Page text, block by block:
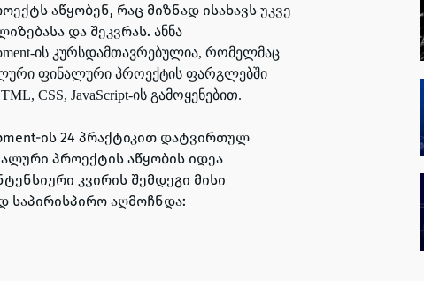
აწყობენ, რაც მიზნად ისახავს უკვე
და შეკვრას. ანნა
ის კურსდამთავრებულია, რომელმაც
ფინალური პროექტის ფარგლებში
CSS, JavaScript-ის გამოყენებით.
ის 24 პრაქტიკით დატვირთულ
პროექტის აწყობის იდეა
კვირის შემდეგი მისი
საპირისპირო აღმოჩნდა: